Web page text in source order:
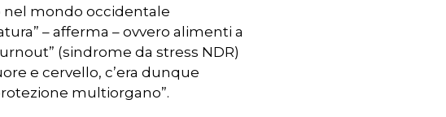
nel mondo occidentale
– afferma – ovvero alimenti a
(sindrome da stress NDR)
e cervello, c’era dunque
multiorgano”.